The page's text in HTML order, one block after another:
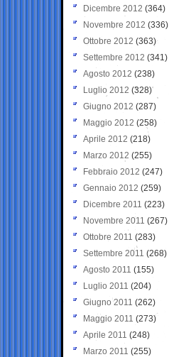
Dicembre 2012 (364)
Novembre 2012 (336)
Ottobre 2012 (363)
Settembre 2012 (341)
Agosto 2012 (238)
Luglio 2012 (328)
Giugno 2012 (287)
Maggio 2012 (258)
Aprile 2012 (218)
Marzo 2012 (255)
Febbraio 2012 (247)
Gennaio 2012 (259)
Dicembre 2011 (223)
Novembre 2011 (267)
Ottobre 2011 (283)
Settembre 2011 (268)
Agosto 2011 (155)
Luglio 2011 (204)
Giugno 2011 (262)
Maggio 2011 (273)
Aprile 2011 (248)
Marzo 2011 (255)